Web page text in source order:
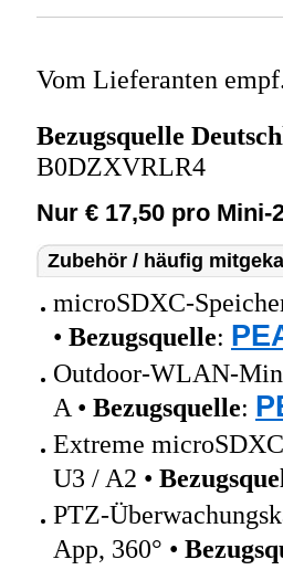
Vom Lieferanten
Bezugsquelle
B0DZXVRLR4
Nur € 17,50 pro Mini-
Zubehör / häufig
microSDXC-
• Bezugsquelle:
Outdoor-WLAN-
A • Bezugsquelle:
Extreme
U3 / A2 •
PTZ-
App, 360° •